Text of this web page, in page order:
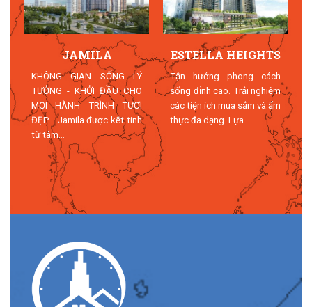
JAMILA
KHÔNG GIAN SỐNG LÝ
TƯỞNG - KHỞI ĐẦU CHO
MỌI HÀNH TRÌNH TƯƠI
ĐẸP Jamila được kết tinh
từ tâm...
ESTELLA HEIGHTS
Tận hưởng phong cách
sống đỉnh cao. Trải nghiệm
các tiện ích mua sắm và ẩm
thực đa dạng. Lựa...